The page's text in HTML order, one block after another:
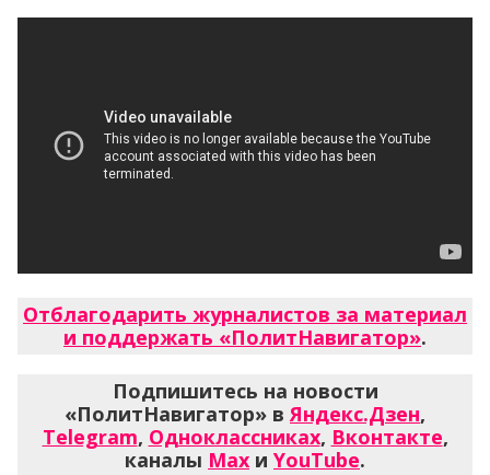
Отблагодарить журналистов за материал
и поддержать «ПолитНавигатор».
Подпишитесь на новости
«ПолитНавигатор» вЯндекс.Дзен,
Telegram, Одноклассниках, Вконтакте,
каналы Max и YouTube.